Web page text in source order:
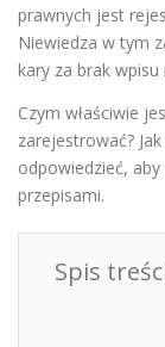
prawnych jest
Niewiedza w tym
kary za brak
Czym właściwie
zarejestrować?
odpowiedzieć,
przepisami.
Spis